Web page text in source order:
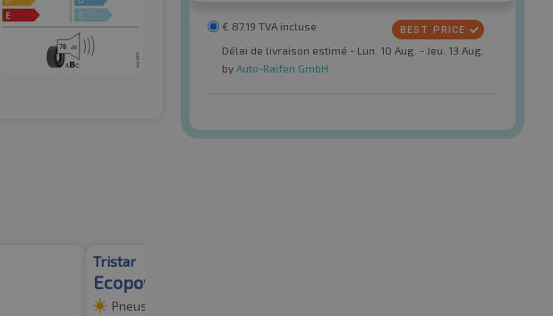
€ 87.19 TVA incluse
Délai de livraison estimé - Lun. 10 Aug. - Jeu. 13 Aug.
by Auto-Raifen GmbH
Tristar
Ecopower 3
Pneus d'été